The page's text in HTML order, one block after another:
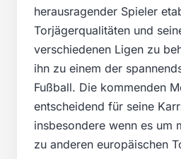
herausragender Spieler
Torjägerqualitäten und
verschiedenen Ligen zu
ihn zu einem der
Fußball. Die kommenden
entscheidend für seine
insbesondere wenn es um
zu anderen europäischen